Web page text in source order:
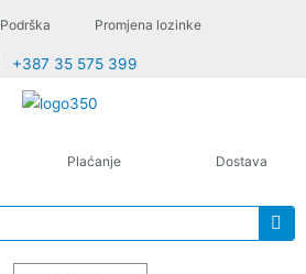
Podrška Promjena lozinke
+387 35 575 399
Plaćanje Dostava